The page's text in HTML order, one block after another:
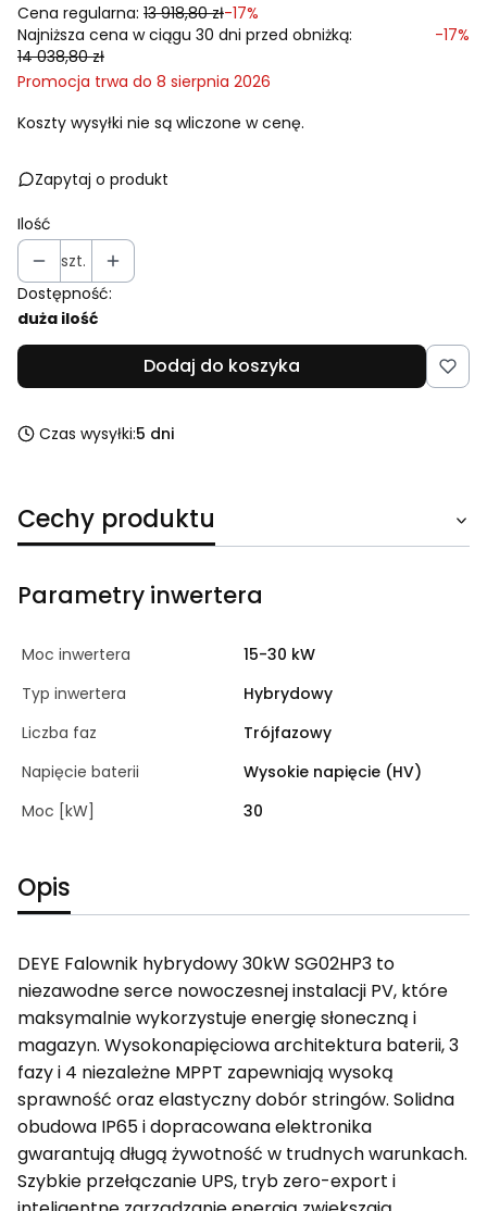
Cena regularna: 13 918,80 zł-17%
Najniższa cena w ciągu 30 dni przed obniżką:
14 038,80 zł
-17%
Promocja trwa do 8 sierpnia 2026
Koszty wysyłki nie są wliczone w cenę.
Zapytaj o produkt
Ilość
szt.
Dostępność:
duża ilość
Dodaj do koszyka
Czas wysyłki:5 dni
Cechy produktu
Parametry inwertera
Moc inwertera
15-30 kW
Typ inwertera
Hybrydowy
Liczba faz
Trójfazowy
Napięcie baterii
Wysokie napięcie (HV)
Moc [kW]
30
Opis
DEYE Falownik hybrydowy 30kW SG02HP3 to
niezawodne serce nowoczesnej instalacji PV, które
maksymalnie wykorzystuje energię słoneczną i
magazyn. Wysokonapięciowa architektura baterii, 3
fazy i 4 niezależne MPPT zapewniają wysoką
sprawność oraz elastyczny dobór stringów. Solidna
obudowa IP65 i dopracowana elektronika
gwarantują długą żywotność w trudnych warunkach.
Szybkie przełączanie UPS, tryb zero-export i